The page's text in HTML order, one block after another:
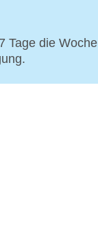
Tage die Woche